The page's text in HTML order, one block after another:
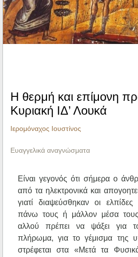
Ηχητικά
Η θερμή και επίμονη
Κυριακή ΙΔ’ Λουκά
Ιερομόναχος Ιουστίνος
Ευαγγελικά αναγνώσματα
Είναι γεγονός ότι σήμερα ο
από τα ηλεκτρονικά και
γιατί διαψεύσθηκαν οι ελπίδες
πάνω τους ή μάλλον μέσα τους,
αλλού πρέπει να ψάξει για
πλήρωμα, για το γέμισμα της
στρέφεται στα «Μετά τα